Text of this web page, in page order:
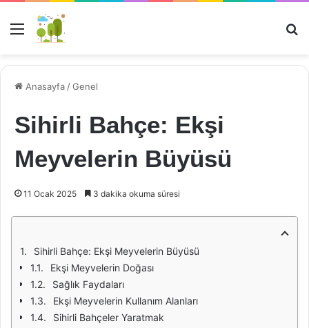
Menü
Anasayfa /Genel
Sihirli Bahçe: Ekşi
Meyvelerin Büyüsü
11 Ocak 2025 3 dakika okuma süresi
Sihirli Bahçe: Ekşi Meyvelerin Büyüsü
Ekşi Meyvelerin Doğası
Sağlık Faydaları
Ekşi Meyvelerin Kullanım Alanları
Sihirli Bahçeler Yaratmak